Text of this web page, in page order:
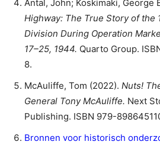
Antal, John; Koskimaki, George
Highway: The True Story of the
Division During Operation
17–25, 1944. Quarto Group.
8.
McAuliffe, Tom (2022). Nuts!
General Tony McAuliffe. Next
Publishing. ISBN 979-
Bronnen voor historisch